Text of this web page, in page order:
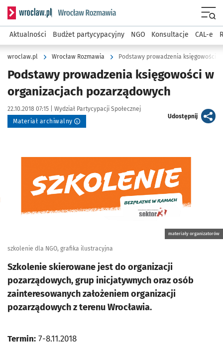
Serwis informacyjny wroclaw.pl podserwis: Rozmawia
Aktualności Budżet partycypacyjny NGO Konsultacje CAL-e
wroclaw.pl Wrocław Rozmawia Podstawy prowadzenia księgowości
Podstawy prowadzenia księgowości w
organizacjach pozarządowych
Data publikacji:
22.10.2018 07:15 | Autor:
Wydział Partycypacji Społecznej
Materiał archiwalny
Udostępnijartykuł
materiały organizatorów
szkolenie dla NGO, grafika ilustracyjna
Szkolenie skierowane jest do organizacji
pozarządowych, grup inicjatywnych oraz osób
zainteresowanych założeniem organizacji
pozarządowych z terenu Wrocławia.
Termin: 7-8.11.2018